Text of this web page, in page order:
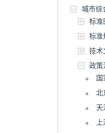
城市综
标准
标准
技术
政策
国
北
天